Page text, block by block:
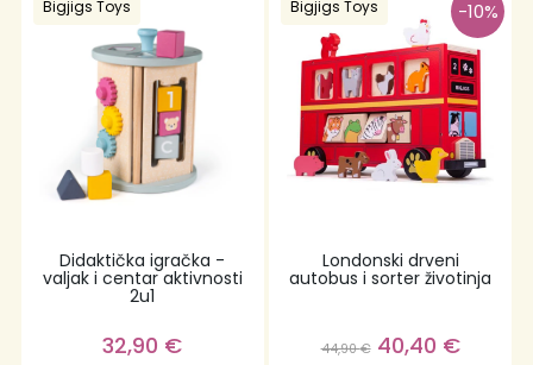
Didaktička igračka -
valjak i centar aktivnosti
2u1
Bigjigs Toys
32,90 €
Londonski drveni
autobus i sorter životinja
Bigjigs Toys
44,90€ 40,40 €
-10%